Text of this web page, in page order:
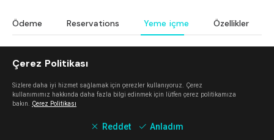
Ödeme Reservations Yeme içme Özellikler
^ Kahvaltı
^ Kokteyl
^ Full bar
Çerez Politikası
Sizlere daha iyi hizmet sağlamak için çerezler kullanıyoruz. Çerez
kullanımımız hakkında daha fazla bilgi edinmek için lütfen çerez politikamıza
bakın. Çerez Politikası
Reddet Anladım